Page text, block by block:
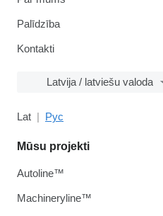
Palīdzība
Kontakti
Latvija / latviešu valoda
Lat Рус
Mūsu projekti
Autoline™
Machineryline™